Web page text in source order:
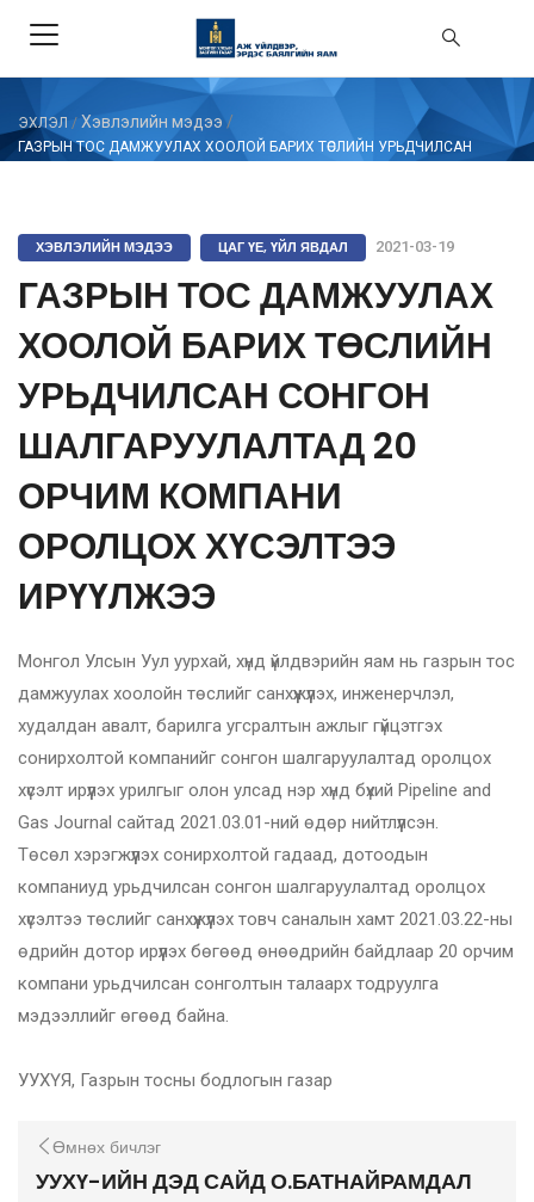
ЭХЛЭЛ / Хэвлэлийн мэдээ /
ГАЗРЫН ТОС ДАМЖУУЛАХ ХООЛОЙ БАРИХ ТӨСЛИЙН УРЬДЧИЛСАН
ХЭВЛЭЛИЙН МЭДЭЭ ЦАГ ҮЕ, ҮЙЛ ЯВДАЛ 2021-03-19
ГАЗРЫН ТОС ДАМЖУУЛАХ
ХООЛОЙ БАРИХ ТӨСЛИЙН
УРЬДЧИЛСАН СОНГОН
ШАЛГАРУУЛАЛТАД 20
ОРЧИМ КОМПАНИ
ОРОЛЦОХ ХҮСЭЛТЭЭ
ИРҮҮЛЖЭЭ
Монгол Улсын Уул уурхай, хүнд үйлдвэрийн яам нь газрын тос
дамжуулах хоолойн төслийг санхүүжүүлэх, инженерчлэл,
худалдан авалт, барилга угсралтын ажлыг гүйцэтгэх
сонирхолтой компанийг сонгон шалгаруулалтад оролцох
хүсэлт ирүүлэх урилгыг олон улсад нэр хүнд бүхий Pipeline and
Gas Journal сайтад 2021.03.01-ний өдөр нийтлүүлсэн.
Төсөл хэрэгжүүлэх сонирхолтой гадаад, дотоодын
компаниуд урьдчилсан сонгон шалгаруулалтад оролцох
хүсэлтээ төслийг санхүүжүүлэх товч саналын хамт 2021.03.22-ны
өдрийн дотор ирүүлэх бөгөөд өнөөдрийн байдлаар 20 орчим
компани урьдчилсан сонголтын талаарх тодруулга
мэдээллийг өгөөд байна.
УУХҮЯ, Газрын тосны бодлогын газар
Өмнөх бичлэг
УУХҮ-ИЙН ДЭД САЙД О.БАТНАЙРАМДАЛ